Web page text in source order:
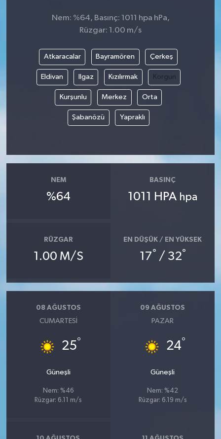
Nem: %64, Basınç: 1011 hpa hPa,
Rüzgar: 1.00 m/s
Atkaracalar Bayramören Çerkeş
Eldivan Ilgaz Kızılırmak Korgun
Kurşunlu Merkez Orta
Şabanözü Yapraklı
NEM
%64
BASINÇ
1011 HPA hpa
RÜZGAR
1.00 M/S
EN DÜŞÜK / EN YÜKSEK
17° / 32°
08 AĞUSTOS
CUMARTESI
25°
Güneşli
Nem: %46
Rüzgar: 6.11 m/s
09 AĞUSTOS
PAZAR
24°
Güneşli
Nem: %42
Rüzgar: 6.19 m/s